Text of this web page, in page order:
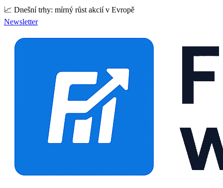
📈 Dnešní trhy: mírný růst akcií v Evropě
Newsletter